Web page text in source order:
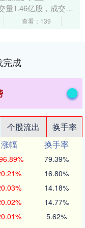
量1.46亿股，成交额
。 证....
查看：139
完成
个股流出
换手率
涨幅
换手率
79.39%
16.80%
14.18%
14.77%
5.62%